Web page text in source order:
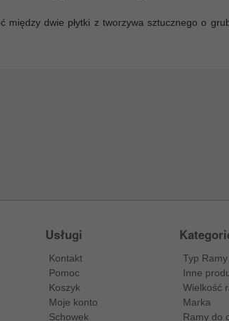
między dwie płytki z tworzywa sztucznego o
Usługi
Kontakt
Pomoc
Koszyk
Moje konto
Schowek
Typ Ramy
Inne
Wielkość
Marka
Ramy do